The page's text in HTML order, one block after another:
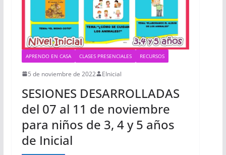
APRENDO EN CASA CLASES PRESENCIALES RECURSOS
5 de noviembre de 2022 EInicial
SESIONES DESARROLLADAS
del 07 al 11 de noviembre
para niños de 3, 4 y 5 años
de Inicial